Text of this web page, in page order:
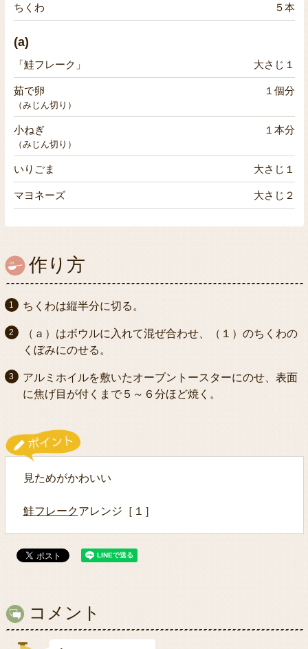
ちくわ ５本
(a)
「鮭フレーク」 大さじ１
茹で卵 １個分
（みじん切り）
小ねぎ １本分
（みじん切り）
いりごま 大さじ１
マヨネーズ 大さじ２
作り方
ちくわは縦半分に切る。
（ａ）はボウルに入れて混ぜ合わせ、（１）のちくわの
くぼみにのせる。
アルミホイルを敷いたオーブントースターにのせ、表面
に焦げ目が付くまで５～６分ほど焼く。
見ためがかわいい
鮭フレークアレンジ［１］
コメント